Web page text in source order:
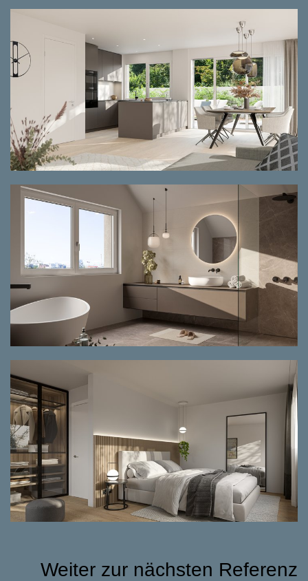
Weiter zur nächsten Referenz